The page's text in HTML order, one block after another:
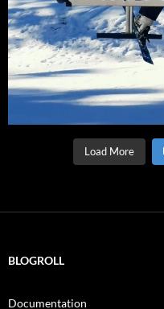
Load More
BLOGROLL
Documentation